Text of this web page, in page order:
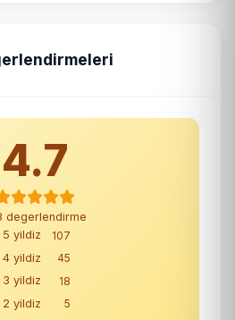
4.7
degerlendirme
5 yildiz
107
4 yildiz
45
3 yildiz
18
2 yildiz
5